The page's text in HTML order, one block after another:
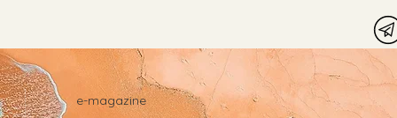
e-magazine